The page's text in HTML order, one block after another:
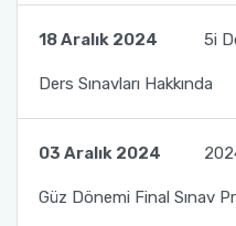
18 Aralık 2024 5i
Ders Sınavları Hakkında
03 Aralık 2024
Güz Dönemi Final Sınav